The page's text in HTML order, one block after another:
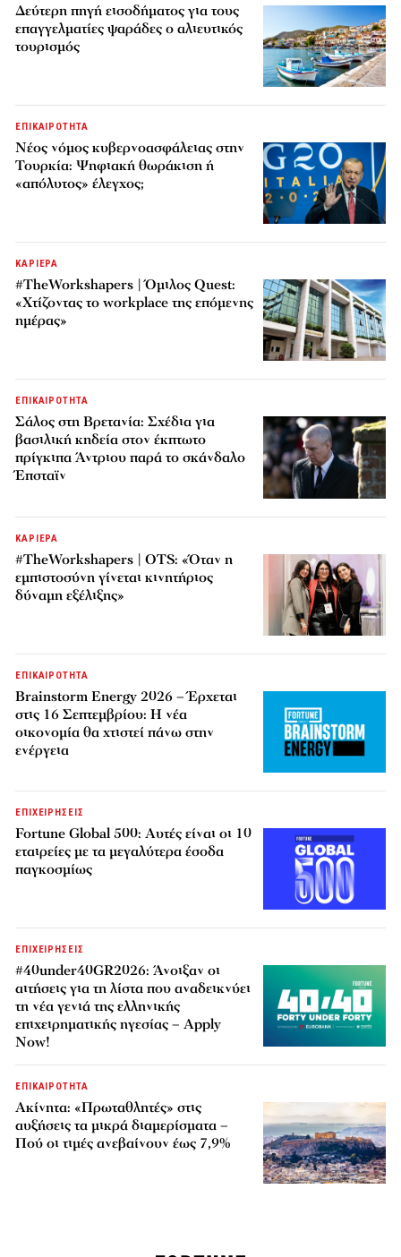
Δεύτερη πηγή εισοδήματος για τους
επαγγελματίες ψαράδες ο αλιευτικός
τουρισμός
ΕΠΙΚΑΙΡΟΤΗΤΑ
Νέος νόμος κυβερνοασφάλειας στην
Τουρκία: Ψηφιακή θωράκιση ή
«απόλυτος» έλεγχος;
ΚΑΡΙΕΡΑ
#TheWorkshapers | Όμιλος Quest:
«Χτίζοντας το workplace της επόμενης
ημέρας»
ΕΠΙΚΑΙΡΟΤΗΤΑ
Σάλος στη Βρετανία: Σχέδια για
βασιλική κηδεία στον έκπτωτο
πρίγκιπα Άντριου παρά το σκάνδαλο
Έπσταϊν
ΚΑΡΙΕΡΑ
#TheWorkshapers | OTS: «Όταν η
εμπιστοσύνη γίνεται κινητήριος
δύναμη εξέλιξης»
ΕΠΙΚΑΙΡΟΤΗΤΑ
Brainstorm Energy 2026 – Έρχεται
στις 16 Σεπτεμβρίου: Η νέα
οικονομία θα χτιστεί πάνω στην
ενέργεια
ΕΠΙΧΕΙΡΗΣΕΙΣ
Fortune Global 500: Αυτές είναι οι 10
εταιρείες με τα μεγαλύτερα έσοδα
παγκοσμίως
ΕΠΙΧΕΙΡΗΣΕΙΣ
#40under40GR2026: Άνοιξαν οι
αιτήσεις για τη λίστα που αναδεικνύει
τη νέα γενιά της ελληνικής
επιχειρηματικής ηγεσίας – Apply
Now!
ΕΠΙΚΑΙΡΟΤΗΤΑ
Ακίνητα: «Πρωταθλητές» στις
αυξήσεις τα μικρά διαμερίσματα –
Πού οι τιμές ανεβαίνουν έως 7,9%